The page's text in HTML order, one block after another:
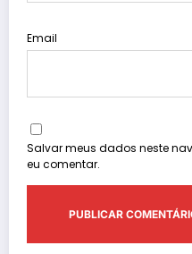
Email
Salvar meus dados neste
eu comentar.